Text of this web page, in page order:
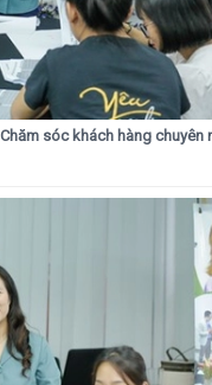
sóc khách hàng chuyên